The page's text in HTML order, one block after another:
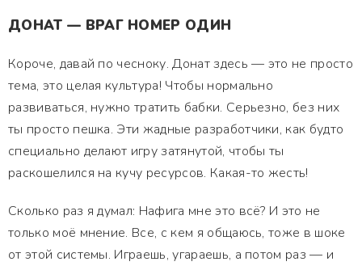
ДОНАТ — ВРАГ НОМЕР ОДИН
Короче, давай по чесноку. Донат здесь — это не просто
тема, это целая культура! Чтобы нормально
развиваться, нужно тратить бабки. Серьезно, без них
ты просто пешка. Эти жадные разработчики, как будто
специально делают игру затянутой, чтобы ты
раскошелился на кучу ресурсов. Какая-то жесть!
Сколько раз я думал: Нафига мне это всё? И это не
только моё мнение. Все, с кем я общаюсь, тоже в шоке
от этой системы. Играешь, угараешь, а потом раз — и